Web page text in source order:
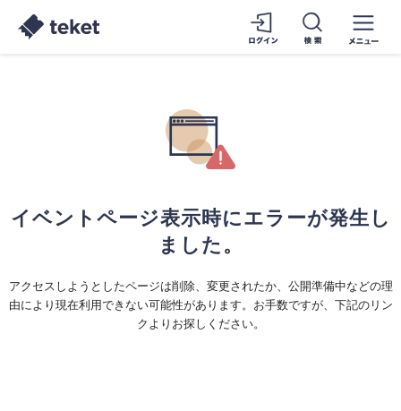
イベントページ表示時にエラーが発生し
ました。
アクセスしようとしたページは削除、変更されたか、公開準備中などの理
由により現在利用できない可能性があります。お手数ですが、下記のリン
クよりお探しください。